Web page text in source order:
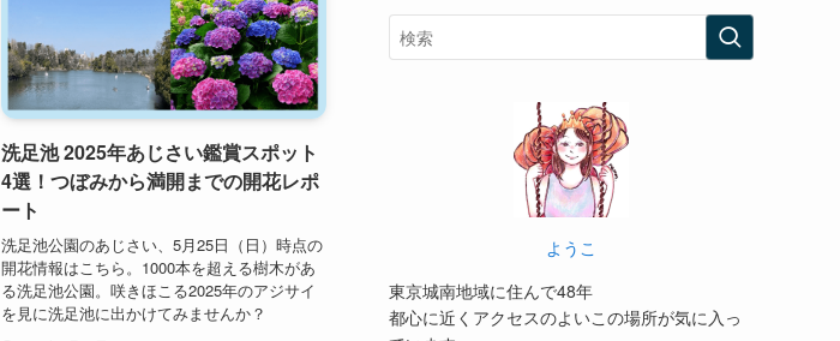
洗足池 2025年あじさい鑑賞スポット
4選！つぼみから満開までの開花レポ
ート
洗足池公園のあじさい、5月25日（日）時点の
開花情報はこちら。1000本を超える樹木があ
る洗足池公園。咲きほこる2025年のアジサイ
を見に洗足池に出かけてみませんか？
ようこ
東京城南地域に住んで48年
都心に近くアクセスのよいこの場所が気に入っ